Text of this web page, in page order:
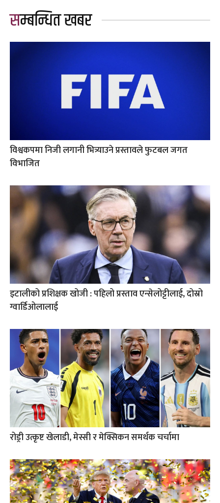
सम्बन्धित खबर
विश्वकपमा निजी लगानी भित्र्याउने प्रस्तावले फुटबल जगत
विभाजित
इटालीको प्रशिक्षक खोजी : पहिलो प्रस्ताव एन्सेलोट्टीलाई, दोस्रो
ग्वार्डिओलालाई
रोड्री उत्कृष्ट खेलाडी, मेस्सी र मेक्सिकन समर्थक चर्चामा